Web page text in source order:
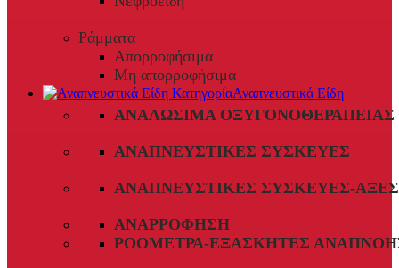
Ράμματα
Απορροφήσιμα
Μη απορροφήσιμα
Αναπνευστικά Είδη
ΑΝΑΛΏΣΙΜΑ ΟΞΥΓΟΝΟΘΕΡΑΠΕΊΑΣ
ΑΝΑΠΝΕΥΣΤΙΚΈΣ ΣΥΣΚΕΥΈΣ
ΑΝΑΠΝΕΥΣΤΙΚΈΣ ΣΥΣΚΕΥΈΣ-
ΑΝΑΡΡΌΦΗΣΗ
ΡΟΌΜΕΤΡΑ-ΕΞΑΣΚΗΤΈΣ